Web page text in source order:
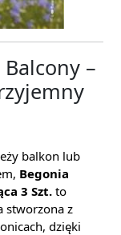
–
balkon lub
Begonia
3 Szt. to
stworzona z
dzięki